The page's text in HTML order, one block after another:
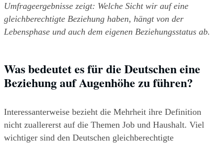
Umfrageergebnisse zeigt: Welche Sicht wir auf eine
gleichberechtigte Beziehung haben, hängt von der
Lebensphase und auch dem eigenen Beziehungsstatus ab.
Was bedeutet es für die Deutschen eine
Beziehung auf Augenhöhe zu führen?
Interessanterweise bezieht die Mehrheit ihre Definition
nicht zuallererst auf die Themen Job und Haushalt. Viel
wichtiger sind den Deutschen gleichberechtigte